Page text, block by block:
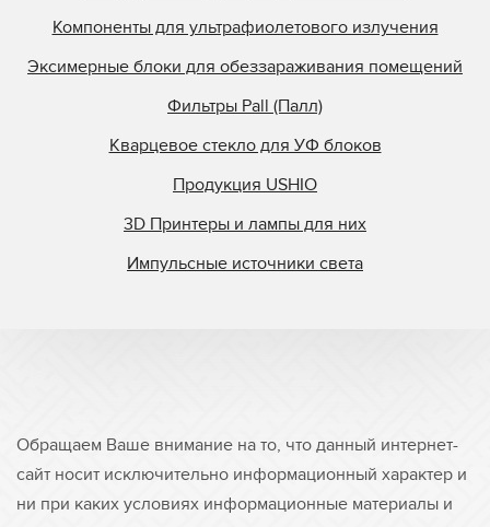
Компоненты для ультрафиолетового излучения
Эксимерные блоки для обеззараживания помещений
Фильтры Pall (Палл)
Кварцевое стекло для УФ блоков
Продукция USHIO
3D Принтеры и лампы для них
Импульсные источники света
Обращаем Ваше внимание на то, что данный интернет-
сайт носит исключительно информационный характер и
ни при каких условиях информационные материалы и